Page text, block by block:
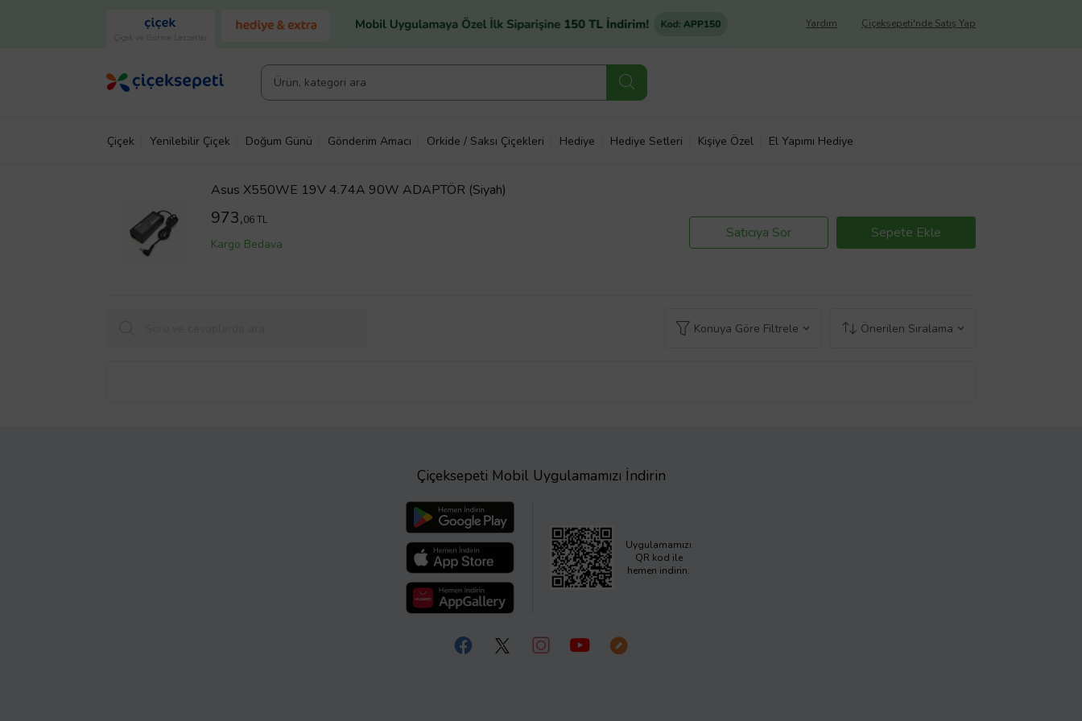
Çiçek ve Gurme Lezzetler
Çiçeksepeti'nde Satış Yap
Yardım
Çiçek Yenilebilir Çiçek Doğum Günü Gönderim Amacı Orkide / Saksı Çiçekleri Hediye Hediye Setleri Kişiye Özel El Yapımı Hediye
Asus X550WE 19V 4.74A 90W ADAPTÖR (Siyah)
973,06 TL
Kargo Bedava
Satıcıya Sor Sepete Ekle
Konuya Göre Filtrele Önerilen Sıralama
Çiçeksepeti Mobil Uygulamamızı İndirin
Uygulamamızı
QR kod ile
hemen indirin.